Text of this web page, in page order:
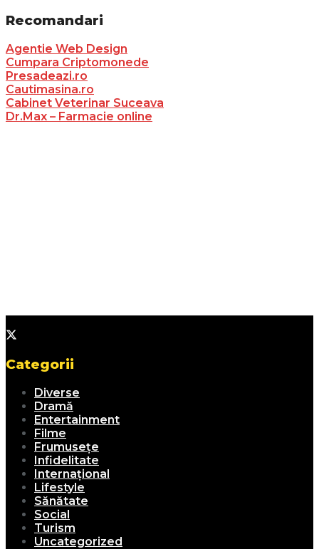
Recomandari
Agentie Web Design
Cumpara Criptomonede
Presadeazi.ro
Cautimasina.ro
Cabinet Veterinar Suceava
Dr.Max – Farmacie online
Categorii
Diverse
Dramă
Entertainment
Filme
Frumusețe
Infidelitate
Internațional
Lifestyle
Sănătate
Social
Turism
Uncategorized